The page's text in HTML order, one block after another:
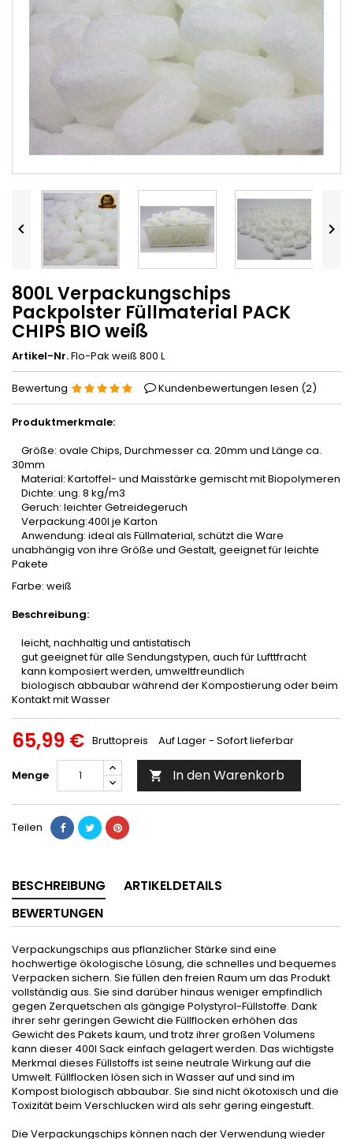
 
800L Verpackungschips
Packpolster Füllmaterial PACK
CHIPS BIO weiß
Artikel-Nr.Flo-Pak weiß 800 L
Bewertung Kundenbewertungen lesen (2)
Produktmerkmale:
Größe: ovale Chips, Durchmesser ca. 20mm und Länge ca.
30mm
Material: Kartoffel- und Maisstärke gemischt mit Biopolymeren
Dichte: ung. 8 kg/m3
Geruch: leichter Getreidegeruch
Verpackung:400l je Karton
Anwendung: ideal als Füllmaterial, schützt die Ware
unabhängig von ihre Größe und Gestalt, geeignet für leichte
Pakete
Farbe: weiß
Beschreibung:
leicht, nachhaltig und antistatisch
gut geeignet für alle Sendungstypen, auch für Lufttfracht
kann komposiert werden, umweltfreundlich
biologisch abbaubar während der Kompostierung oder beim
Kontakt mit Wasser
65,99 € Bruttopreis Auf Lager - Sofort lieferbar
Menge  In den Warenkorb
Teilen
BESCHREIBUNG
ARTIKELDETAILS
BEWERTUNGEN
Verpackungschips aus pflanzlicher Stärke sind eine
hochwertige ökologische Lösung, die schnelles und bequemes
Verpacken sichern. Sie füllen den freien Raum um das Produkt
vollständig aus. Sie sind darüber hinaus weniger empfindlich
gegen Zerquetschen als gängige Polystyrol-Füllstoffe. Dank
ihrer sehr geringen Gewicht die Füllflocken erhöhen das
Gewicht des Pakets kaum, und trotz ihrer großen Volumens
kann dieser 400l Sack einfach gelagert werden. Das wichtigste
Merkmal dieses Füllstoffs ist seine neutrale Wirkung auf die
Umwelt. Füllflocken lösen sich in Wasser auf und sind im
Kompost biologisch abbaubar. Sie sind nicht ökotoxisch und die
Toxizität beim Verschlucken wird als sehr gering eingestuft.
Die Verpackungschips können nach der Verwendung wieder